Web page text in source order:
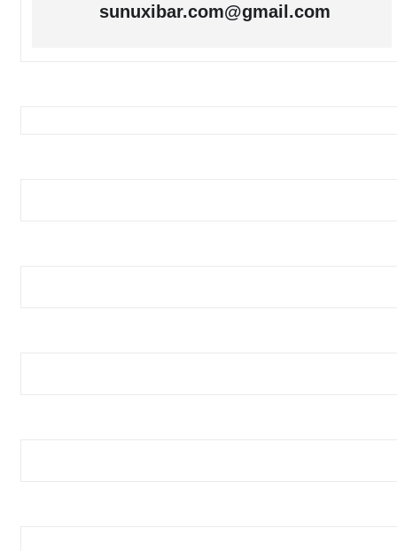
sunuxibar.com@gmail.com